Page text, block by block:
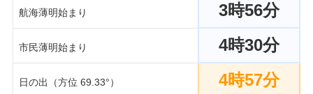
航海薄明始まり 3時56分
市民薄明始まり 4時30分
日の出（方位 69.33°） 4時57分